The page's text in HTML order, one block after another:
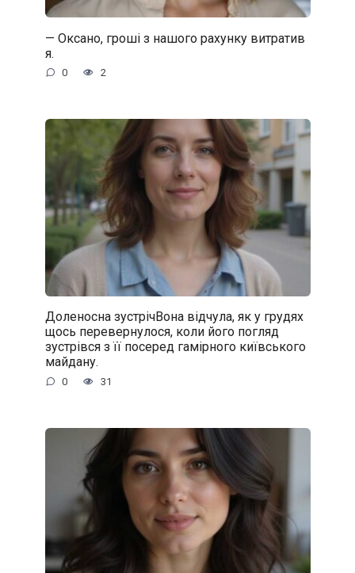
— Оксано, гроші з нашого рахунку витратив
я.
0 2
Доленосна зустрічВона відчула, як у грудях
щось перевернулося, коли його погляд
зустрівся з її посеред гамірного київського
майдану.
0 31